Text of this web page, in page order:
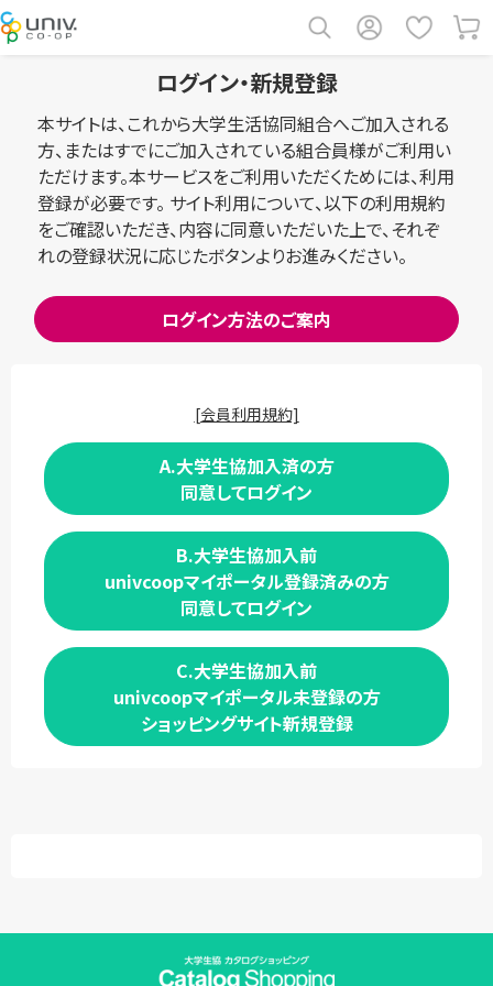
ログイン・新規登録
本サイトは、これから大学生活協同組合へご加入される
方、またはすでにご加入されている組合員様がご利用い
ただけます。本サービスをご利用いただくためには、利用
登録が必要です。 サイト利用について、以下の利用規約
をご確認いただき、内容に同意いただいた上で、それぞ
れの登録状況に応じたボタンよりお進みください。
ログイン方法のご案内
[会員利用規約]
A.大学生協加入済の方
同意してログイン
B.大学生協加入前
univcoopマイポータル登録済みの方
同意してログイン
C.大学生協加入前
univcoopマイポータル未登録の方
ショッピングサイト新規登録